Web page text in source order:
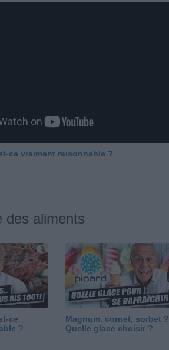
ce vraiment raisonnable ?
des aliments
ce
?
Magnum, cornet, sorbet ?
Quelle glace choisir ?